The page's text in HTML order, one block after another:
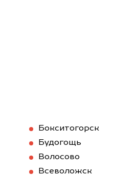
Бокситогорск
Будогощь
Волосово
Всеволожск